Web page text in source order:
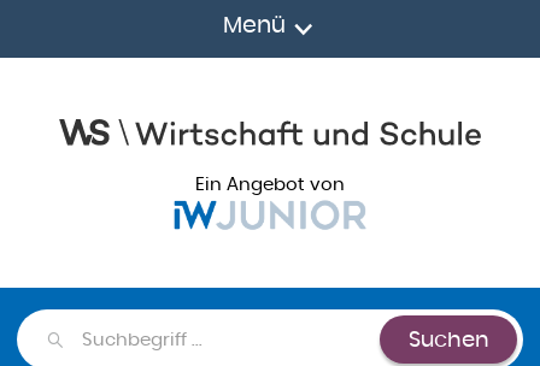
Menü
Ein Angebot von
Suchen Suchen